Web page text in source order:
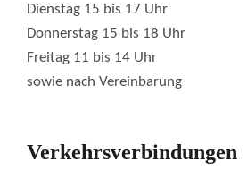
Dienstag 15 bis 17 Uhr
Donnerstag 15 bis 18 Uhr
Freitag 11 bis 14 Uhr
sowie nach Vereinbarung
Verkehrsverbindungen